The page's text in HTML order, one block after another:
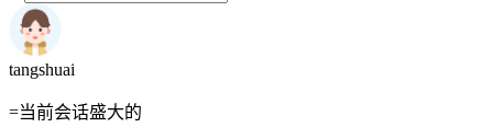
tangshuai
=当前会话盛大的